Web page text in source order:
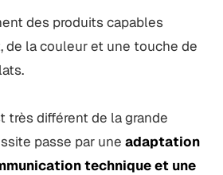
des produits capables
de la couleur et une touche de
très différent de la grande
passe par une adaptation
technique et une